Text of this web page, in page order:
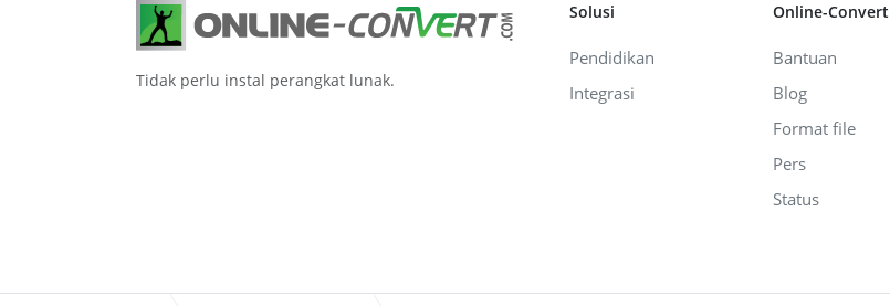
Tidak perlu instal perangkat lunak.
Solusi
Pendidikan
Integrasi
Online-Convert
Bantuan
Blog
Format file
Pers
Status